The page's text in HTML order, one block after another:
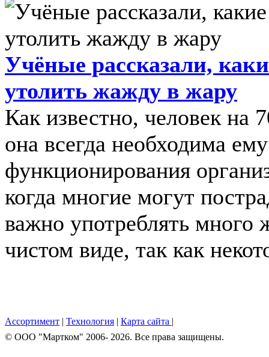
Учёные рассказали,
утолить жажду в жару
Как известно, человек на
она всегда необходима
функционирования
когда многие могут
важно употреблять много
чистом виде, так как
Ассортимент | Технология | Карта сайта |
© OOO "Мартком" 2006- 2026. Все права защищены.